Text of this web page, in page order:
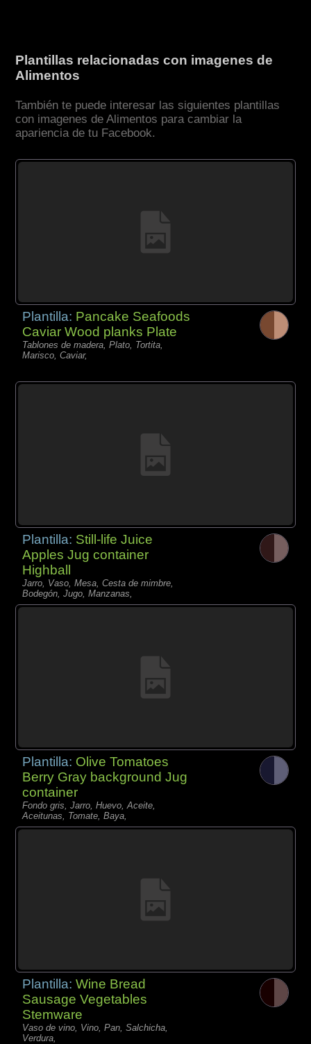
Plantillas relacionadas con imagenes de
Alimentos
También te puede interesar las siguientes plantillas
con imagenes de Alimentos para cambiar la
apariencia de tu Facebook.
Plantilla: Pancake Seafoods
Caviar Wood planks Plate
Tablones de madera, Plato, Tortita,
Marisco, Caviar,
Plantilla: Still-life Juice
Apples Jug container
Highball
Jarro, Vaso, Mesa, Cesta de mimbre,
Bodegón, Jugo, Manzanas,
Plantilla: Olive Tomatoes
Berry Gray background Jug
container
Fondo gris, Jarro, Huevo, Aceite,
Aceitunas, Tomate, Baya,
Plantilla:Wine Bread
Sausage Vegetables
Stemware
Vaso de vino, Vino, Pan, Salchicha,
Verdura,